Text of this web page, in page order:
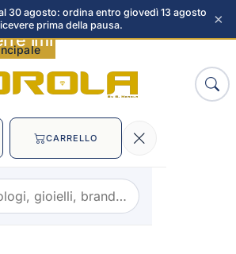
30 agosto: ordina entro giovedì 13 agosto
prima della pausa.
×
CARRELLO
immagini